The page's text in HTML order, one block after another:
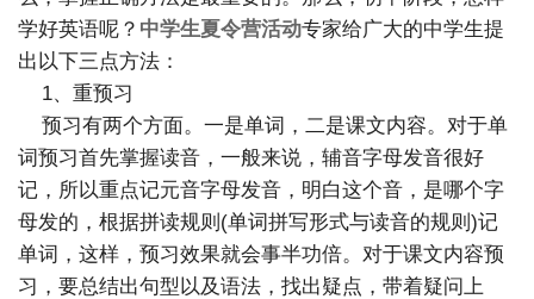
学好英语呢？ 中学生夏令营活动专家给广大的中学生提
出以下三点方法：
1、重预习
预习有两个方面。一是单词，二是课文内容。对于单
词预习首先掌握读音，一般来说，辅音字母发音很好
记，所以重点记元音字母发音，明白这个音，是哪个字
母发的，根据拼读规则(单词拼写形式与读音的规则)记
单词，这样，预习效果就会事半功倍。对于课文内容预
习，要总结出句型以及语法，找出疑点，带着疑问上